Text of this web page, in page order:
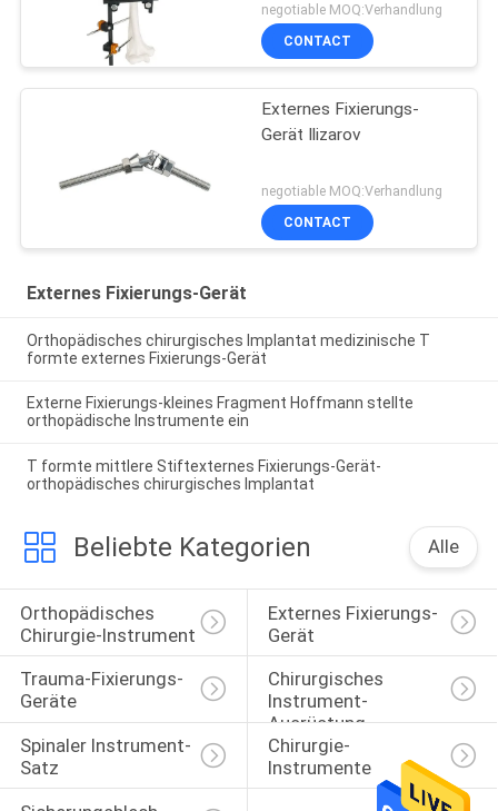
negotiable MOQ:Verhandlung
CONTACT
Externes Fixierungs-
Gerät Ilizarov
negotiable MOQ:Verhandlung
CONTACT
Externes Fixierungs-Gerät
Orthopädisches chirurgisches Implantat medizinische T
formte externes Fixierungs-Gerät
Externe Fixierungs-kleines Fragment Hoffmann stellte
orthopädische Instrumente ein
T formte mittlere Stiftexternes Fixierungs-Gerät-
orthopädisches chirurgisches Implantat
Beliebte Kategorien Alle
Orthopädisches
Chirurgie-Instrument
Externes Fixierungs-
Gerät
Trauma-Fixierungs-
Geräte
Chirurgisches
Instrument-
Ausrüstung
Spinaler Instrument-
Satz
Chirurgie-
Instrumente